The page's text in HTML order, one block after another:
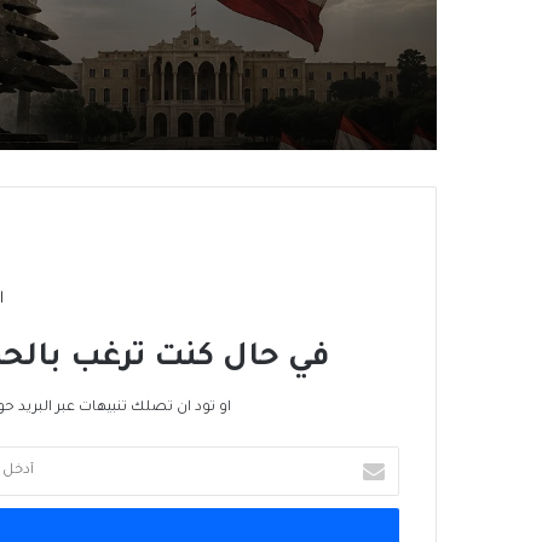
تَخوينُ “حزب الله” رمزيَّة
يُفقِدُهُ حاضِنَته اللبنانية؟
في حال كنت ترغب
او تود ان تصلك تنبيهات عبر البريد
بريدك
الإلكتروني